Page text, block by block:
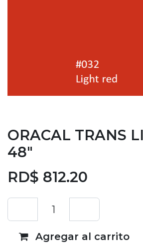
ORACAL TRANS
48"
RD$ 812.20
Agregar al carrito